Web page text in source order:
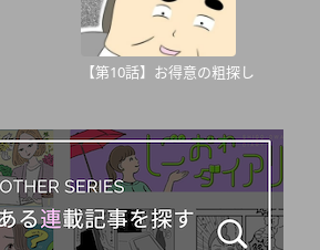
【第10話】お得意の粗探し